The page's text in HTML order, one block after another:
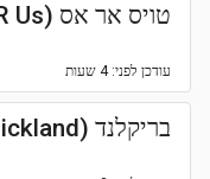
טויס אר אס (Toys R Us)
עודכן לפני: 4 שעות
בריקלנד (Brickland)